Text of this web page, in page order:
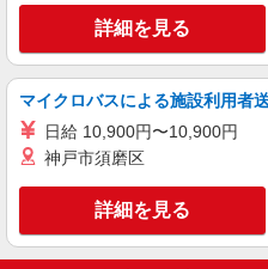
資格や経験な
群馬県前橋
キープ
詳細を見る
マイクロバスによる施設利用者
日給 10,900円〜10,900円
神戸市須磨区
詳細を見る